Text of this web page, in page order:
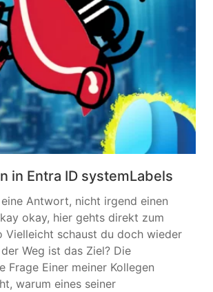
in Entra ID systemLabels
Antwort, nicht irgend einen
okay, hier gehts direkt zum
Vielleicht schaust du doch wieder
Weg ist das Ziel? Die
Frage Einer meiner Kollegen
warum eines seiner